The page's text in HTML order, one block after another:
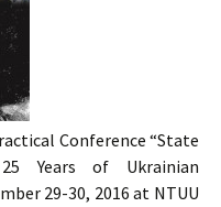
Conference “State
Years of Ukrainian
29-30, 2016 at NTUU